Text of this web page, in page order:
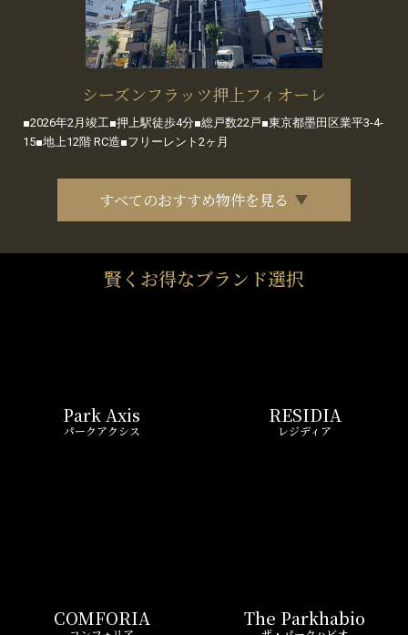
シーズンフラッツ押上フィオーレ
■2026年2月竣工■押上駅徒歩4分■総戸数22戸■東京都墨田区業平3-4-
15■地上12階 RC造■フリーレント2ヶ月
すべてのおすすめ物件を見る
賢くお得なブランド選択
パークアクシス